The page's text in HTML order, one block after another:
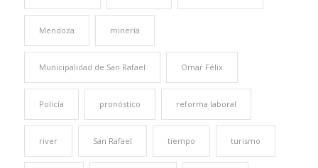
Mendoza minería
Municipalidad de San Rafael Omar Félix
Policía pronóstico reforma laboral
river San Rafael tiempo turismo